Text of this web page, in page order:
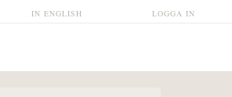
LOGGA IN
IN ENGLISH